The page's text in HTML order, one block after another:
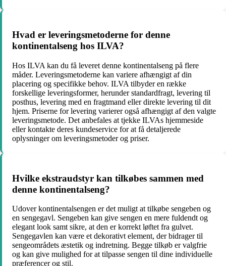
Hvad er leveringsmetoderne for denne
kontinentalseng hos ILVA?
Hos ILVA kan du få leveret denne kontinentalseng på flere
måder. Leveringsmetoderne kan variere afhængigt af din
placering og specifikke behov. ILVA tilbyder en række
forskellige leveringsformer, herunder standardfragt, levering til
posthus, levering med en fragtmand eller direkte levering til dit
hjem. Priserne for levering varierer også afhængigt af den valgte
leveringsmetode. Det anbefales at tjekke ILVAs hjemmeside
eller kontakte deres kundeservice for at få detaljerede
oplysninger om leveringsmetoder og priser.
Hvilke ekstraudstyr kan tilkøbes sammen med
denne kontinentalseng?
Udover kontinentalsengen er det muligt at tilkøbe sengeben og
en sengegavl. Sengeben kan give sengen en mere fuldendt og
elegant look samt sikre, at den er korrekt løftet fra gulvet.
Sengegavlen kan være et dekorativt element, der bidrager til
sengeområdets æstetik og indretning. Begge tilkøb er valgfrie
og kan give mulighed for at tilpasse sengen til dine individuelle
præferencer og stil.